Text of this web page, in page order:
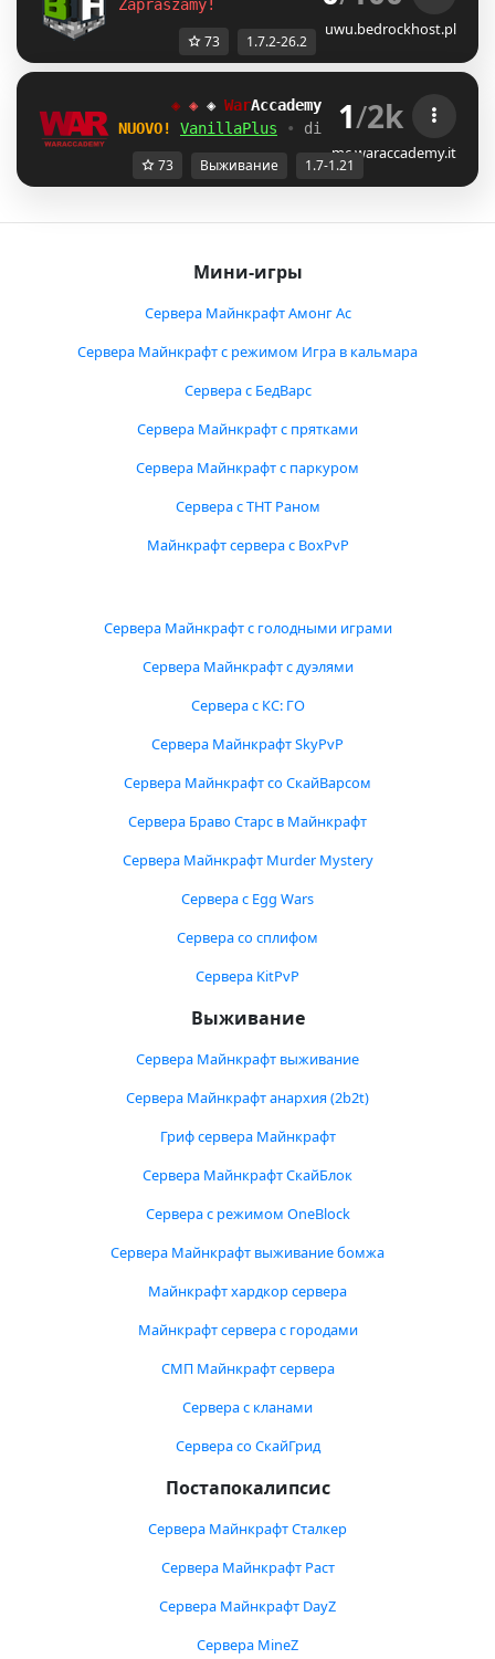
Zapraszamy!
uwu.bedrockhost.pl
73 1.7.2-26.2
◈ ◈ ◈ WarAccademy Network 1.7-1.21
NUOVO! VanillaPlus • 1/2k
mc.waraccademy.it
73 Выживание 1.7-1.21
Мини-игры
Сервера Майнкрафт Амонг Ас
Сервера Майнкрафт с режимом Игра в кальмара
Сервера с БедВарс
Сервера Майнкрафт с прятками
Сервера Майнкрафт с паркуром
Сервера с ТНТ Раном
Майнкрафт сервера с BoxPvP
Сервера Майнкрафт с голодными играми
Сервера Майнкрафт с дуэлями
Сервера с КС: ГО
Сервера Майнкрафт SkyPvP
Сервера Майнкрафт со СкайВарсом
Сервера Браво Старс в Майнкрафт
Сервера Майнкрафт Murder Mystery
Сервера с Egg Wars
Сервера со сплифом
Сервера KitPvP
Выживание
Сервера Майнкрафт выживание
Сервера Майнкрафт анархия (2b2t)
Гриф сервера Майнкрафт
Сервера Майнкрафт СкайБлок
Сервера с режимом OneBlock
Сервера Майнкрафт выживание бомжа
Майнкрафт хардкор сервера
Майнкрафт сервера с городами
СМП Майнкрафт сервера
Сервера с кланами
Сервера со СкайГрид
Постапокалипсис
Сервера Майнкрафт Сталкер
Сервера Майнкрафт Раст
Сервера Майнкрафт DayZ
Сервера MineZ